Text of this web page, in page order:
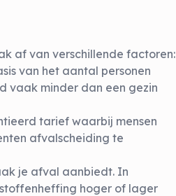
af van verschillende factoren:
van het aantal personen
vaak minder dan een gezin
tarief waarbij mensen
afvalscheiding te
je afval aanbiedt. In
hoger of lager